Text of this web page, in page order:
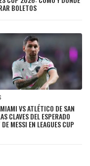
BOLETOS
VS ATLÉTICO DE SAN
CLAVES DEL ESPERADO
MESSI EN LEAGUES CUP